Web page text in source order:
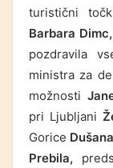
turistični
Barbara Dimc,
pozdravila
ministra za
možnosti
pri Ljubljani
Gorice
Prebila,